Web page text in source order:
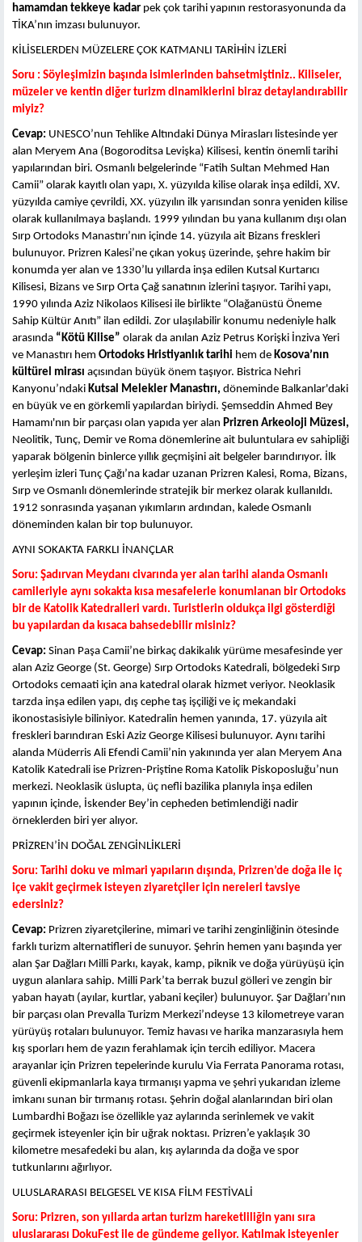
hamamdan tekkeye kadar pek çok tarihi yapının restorasyonunda da
TİKA’nın imzası bulunuyor.
KİLİSELERDEN MÜZELERE ÇOK KATMANLI TARİHİN İZLERİ
Soru : Söyleşimizin başında isimlerinden bahsetmiştiniz.. Kiliseler,
müzeler ve kentin diğer turizm dinamiklerini biraz detaylandırabilir
miyiz?
Cevap: UNESCO’nun Tehlike Altındaki Dünya Mirasları listesinde yer
alan Meryem Ana (Bogoroditsa Levişka) Kilisesi, kentin önemli tarihi
yapılarından biri. Osmanlı belgelerinde “Fatih Sultan Mehmed Han
Camii” olarak kayıtlı olan yapı, X. yüzyılda kilise olarak inşa edildi, XV.
yüzyılda camiye çevrildi, XX. yüzyılın ilk yarısından sonra yeniden kilise
olarak kullanılmaya başlandı. 1999 yılından bu yana kullanım dışı olan
Sırp Ortodoks Manastırı’nın içinde 14. yüzyıla ait Bizans freskleri
bulunuyor. Prizren Kalesi’ne çıkan yokuş üzerinde, şehre hakim bir
konumda yer alan ve 1330’lu yıllarda inşa edilen Kutsal Kurtarıcı
Kilisesi, Bizans ve Sırp Orta Çağ sanatının izlerini taşıyor. Tarihi yapı,
1990 yılında Aziz Nikolaos Kilisesi ile birlikte “Olağanüstü Öneme
Sahip Kültür Anıtı” ilan edildi. Zor ulaşılabilir konumu nedeniyle halk
arasında “Kötü Kilise” olarak da anılan Aziz Petrus Korişki İnziva Yeri
ve Manastırı hem Ortodoks Hristiyanlık tarihi hem de Kosova’nın
kültürel mirası açısından büyük önem taşıyor. Bistrica Nehri
Kanyonu’ndaki Kutsal Melekler Manastırı, döneminde Balkanlar'daki
en büyük ve en görkemli yapılardan biriydi. Şemseddin Ahmed Bey
Hamamı'nın bir parçası olan yapıda yer alan Prizren Arkeoloji Müzesi,
Neolitik, Tunç, Demir ve Roma dönemlerine ait buluntulara ev sahipliği
yaparak bölgenin binlerce yıllık geçmişini ait belgeler barındırıyor. İlk
yerleşim izleri Tunç Çağı’na kadar uzanan Prizren Kalesi, Roma, Bizans,
Sırp ve Osmanlı dönemlerinde stratejik bir merkez olarak kullanıldı.
1912 sonrasında yaşanan yıkımların ardından, kalede Osmanlı
döneminden kalan bir top bulunuyor.
AYNI SOKAKTA FARKLI İNANÇLAR
Soru: Şadırvan Meydanı civarında yer alan tarihi alanda Osmanlı
camileriyle aynı sokakta kısa mesafelerle konumlanan bir Ortodoks
bir de Katolik Katedralleri vardı. Turistlerin oldukça ilgi gösterdiği
bu yapılardan da kısaca bahsedebilir misiniz?
Cevap: Sinan Paşa Camii’ne birkaç dakikalık yürüme mesafesinde yer
alan Aziz George (St. George) Sırp Ortodoks Katedrali, bölgedeki Sırp
Ortodoks cemaati için ana katedral olarak hizmet veriyor. Neoklasik
tarzda inşa edilen yapı, dış cephe taş işçiliği ve iç mekandaki
ikonostasisiyle biliniyor. Katedralin hemen yanında, 17. yüzyıla ait
freskleri barındıran Eski Aziz George Kilisesi bulunuyor. Aynı tarihi
alanda Müderris Ali Efendi Camii’nin yakınında yer alan Meryem Ana
Katolik Katedrali ise Prizren-Priştine Roma Katolik Piskoposluğu’nun
merkezi. Neoklasik üslupta, üç nefli bazilika planıyla inşa edilen
yapının içinde, İskender Bey’in cepheden betimlendiği nadir
örneklerden biri yer alıyor.
PRİZREN’İN DOĞAL ZENGİNLİKLERİ
Soru: Tarihi doku ve mimari yapıların dışında, Prizren’de doğa ile iç
içe vakit geçirmek isteyen ziyaretçiler için nereleri tavsiye
edersiniz?
Cevap: Prizren ziyaretçilerine, mimari ve tarihi zenginliğinin ötesinde
farklı turizm alternatifleri de sunuyor. Şehrin hemen yanı başında yer
alan Şar Dağları Milli Parkı, kayak, kamp, piknik ve doğa yürüyüşü için
uygun alanlara sahip. Milli Park’ta berrak buzul gölleri ve zengin bir
yaban hayatı (ayılar, kurtlar, yabani keçiler) bulunuyor. Şar Dağları’nın
bir parçası olan Prevalla Turizm Merkezi’ndeyse 13 kilometreye varan
yürüyüş rotaları bulunuyor. Temiz havası ve harika manzarasıyla hem
kış sporları hem de yazın ferahlamak için tercih ediliyor. Macera
arayanlar için Prizren tepelerinde kurulu Via Ferrata Panorama rotası,
güvenli ekipmanlarla kaya tırmanışı yapma ve şehri yukarıdan izleme
imkanı sunan bir tırmanış rotası. Şehrin doğal alanlarından biri olan
Lumbardhi Boğazı ise özellikle yaz aylarında serinlemek ve vakit
geçirmek isteyenler için bir uğrak noktası. Prizren’e yaklaşık 30
kilometre mesafedeki bu alan, kış aylarında da doğa ve spor
tutkunlarını ağırlıyor.
ULUSLARARASI BELGESEL VE KISA FİLM FESTİVALİ
Soru: Prizren, son yıllarda artan turizm hareketliliğin yanı sıra
uluslararası DokuFest ile de gündeme geliyor. Katılmak isteyenler